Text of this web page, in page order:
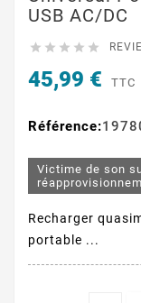
USB AC/DC
    
45,99 € TTC
Référence:
Victime de son
Recharger
portable ...